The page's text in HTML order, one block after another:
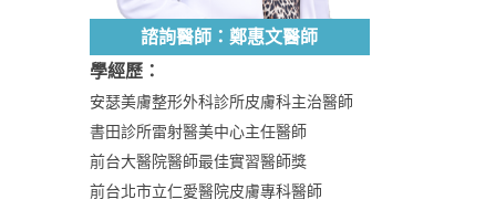
諮詢醫師：鄭惠文醫師
學經歷：
安瑟美膚整形外科診所皮膚科主治醫師
書田診所雷射醫美中心主任醫師
前台大醫院醫師最佳實習醫師獎
前台北市立仁愛醫院皮膚專科醫師